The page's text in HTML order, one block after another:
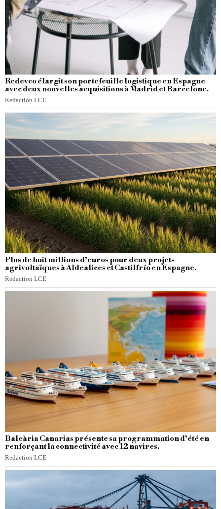
Redevco élargit son portefeuille logistique en Espagne
avec deux nouvelles acquisitions à Madrid et Barcelone.
Redaction LCE
Plus de huit millions d’euros pour deux projets
agrivoltaïques à Aldealices et Castilfrío en Espagne.
Redaction LCE
Baleària Canarias présente sa programmation d’été en
renforçant la connectivité avec 12 navires.
Redaction LCE